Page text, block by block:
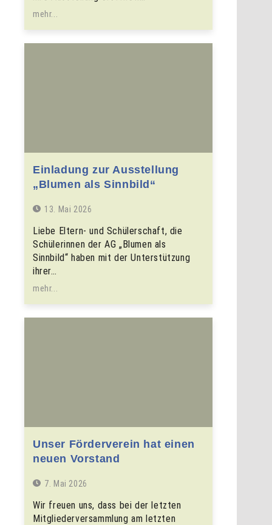
mehr...
Einladung zur Ausstellung
„Blumen als Sinnbild“
13. Mai 2026
Liebe Eltern- und Schülerschaft, die
Schülerinnen der AG „Blumen als
Sinnbild“ haben mit der Unterstützung
ihrer…
mehr...
Unser Förderverein hat einen
neuen Vorstand
7. Mai 2026
Wir freuen uns, dass bei der letzten
Mitgliederversammlung am letzten